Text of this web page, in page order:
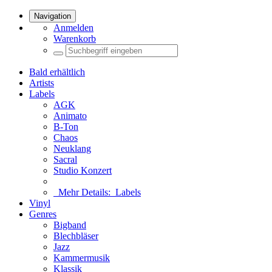
Navigation
Anmelden
Warenkorb
Bald erhältlich
Artists
Labels
AGK
Animato
B-Ton
Chaos
Neuklang
Sacral
Studio Konzert
Mehr Details: Labels
Vinyl
Genres
Bigband
Blechbläser
Jazz
Kammermusik
Klassik